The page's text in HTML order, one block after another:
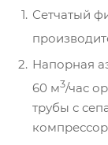
Сетчатый
Напорная
60 м3/час
трубы с